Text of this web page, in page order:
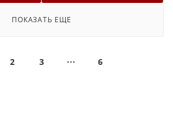
ПОКАЗАТЬ ЕЩЕ
2 3 6